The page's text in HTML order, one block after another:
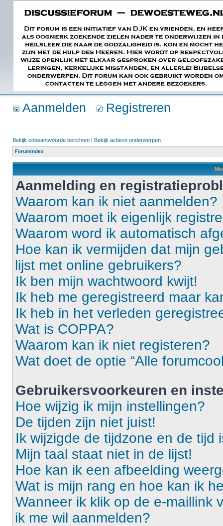
Aanmelden Registreren
Bekijk onbeantwoorde berichten | Bekijk actieve onderwerpen
Forumindex
Aanmelding en
Waarom kan ik niet aanmelden?
Waarom moet ik eigenlijk
Waarom word ik automatisch
Hoe kan ik vermijden dat mijn
lijst met online gebruikers?
Ik ben mijn wachtwoord kwijt!
Ik heb me geregistreerd maar
Ik heb in het verleden
Wat is COPPA?
Waarom kan ik niet registeren?
Wat doet de optie “Alle
Gebruikersvoorkeuren en
Hoe wijzig ik mijn instellingen?
De tijden zijn niet juist!
Ik wijzigde de tijdzone en de tijd
Mijn taal staat niet in de lijst!
Hoe kan ik een afbeelding
Wat is mijn rang en hoe kan ik
Wanneer ik klik op de e-maillink
ik me wil aanmelden?